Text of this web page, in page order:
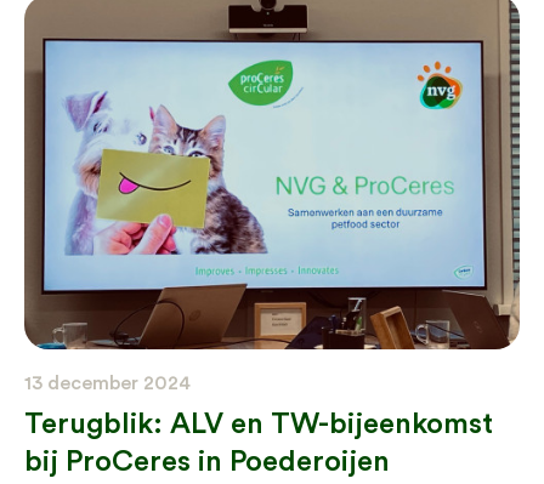
13 december 2024
Terugblik: ALV en TW-bijeenkomst
bij ProCeres in Poederoijen